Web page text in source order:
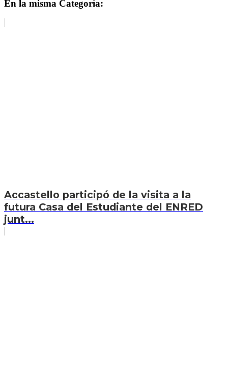
En la misma Categoría:
Accastello participó de la visita a la
futura Casa del Estudiante del ENRED
junt...